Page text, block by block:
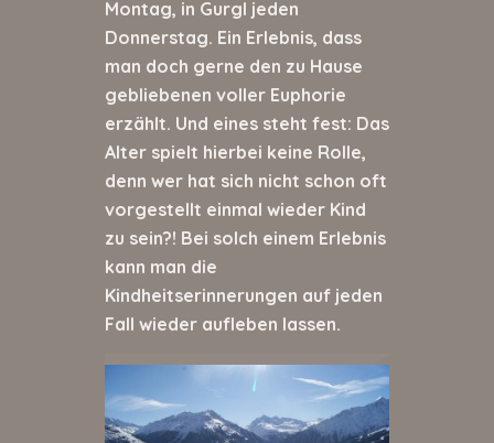
Montag, in Gurgl jeden
Donnerstag. Ein Erlebnis, dass
man doch gerne den zu Hause
gebliebenen voller Euphorie
erzählt. Und eines steht fest: Das
Alter spielt hierbei keine Rolle,
denn wer hat sich nicht schon oft
vorgestellt einmal wieder Kind
zu sein?! Bei solch einem Erlebnis
kann man die
Kindheitserinnerungen auf jeden
Fall wieder aufleben lassen.